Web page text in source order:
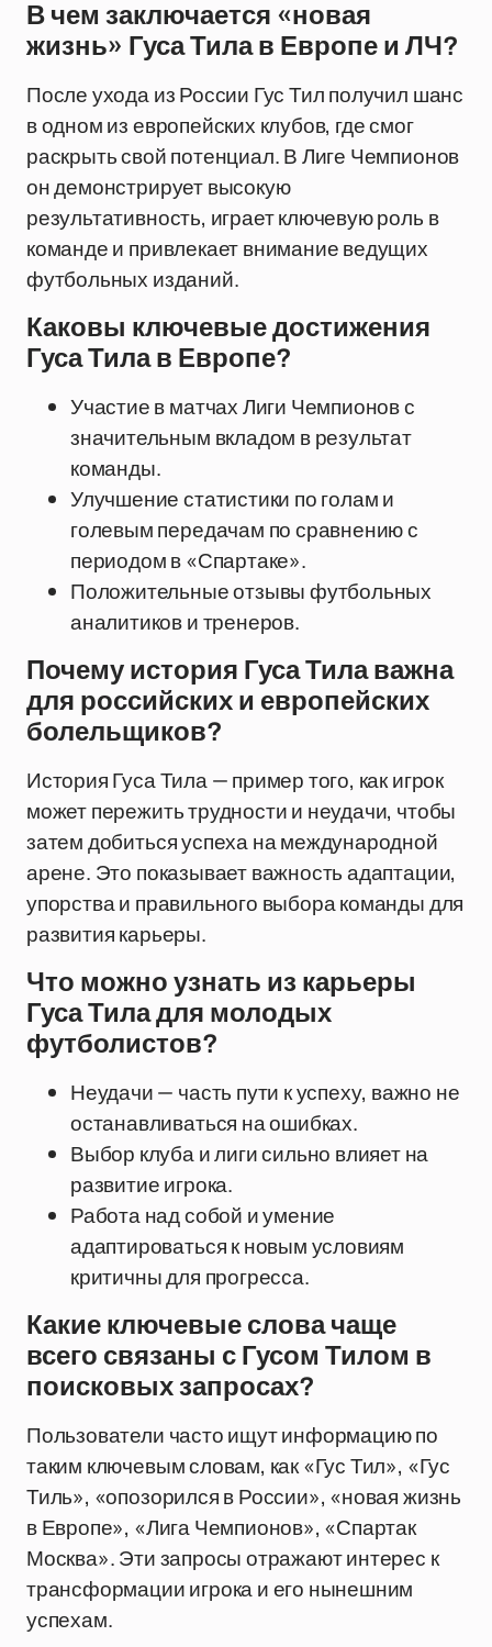
В чем заключается «новая
жизнь» Гуса Тила в Европе и ЛЧ?
После ухода из России Гус Тил получил шанс
в одном из европейских клубов, где смог
раскрыть свой потенциал. В Лиге Чемпионов
он демонстрирует высокую
результативность, играет ключевую роль в
команде и привлекает внимание ведущих
футбольных изданий.
Каковы ключевые достижения
Гуса Тила в Европе?
Участие в матчах Лиги Чемпионов с
значительным вкладом в результат
команды.
Улучшение статистики по голам и
голевым передачам по сравнению с
периодом в «Спартаке».
Положительные отзывы футбольных
аналитиков и тренеров.
Почему история Гуса Тила важна
для российских и европейских
болельщиков?
История Гуса Тила — пример того, как игрок
может пережить трудности и неудачи, чтобы
затем добиться успеха на международной
арене. Это показывает важность адаптации,
упорства и правильного выбора команды для
развития карьеры.
Что можно узнать из карьеры
Гуса Тила для молодых
футболистов?
Неудачи — часть пути к успеху, важно не
останавливаться на ошибках.
Выбор клуба и лиги сильно влияет на
развитие игрока.
Работа над собой и умение
адаптироваться к новым условиям
критичны для прогресса.
Какие ключевые слова чаще
всего связаны с Гусом Тилом в
поисковых запросах?
Пользователи часто ищут информацию по
таким ключевым словам, как «Гус Тил», «Гус
Тиль», «опозорился в России», «новая жизнь
в Европе», «Лига Чемпионов», «Спартак
Москва». Эти запросы отражают интерес к
трансформации игрока и его нынешним
успехам.